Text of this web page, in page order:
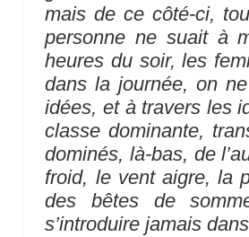
mais de ce côté-ci,
personne ne suait à
heures du soir, les
dans la journée, on
idées, et à travers les
classe dominante,
dominés, là-bas, de
froid, le vent aigre, la
des bêtes de
s’introduire jamais